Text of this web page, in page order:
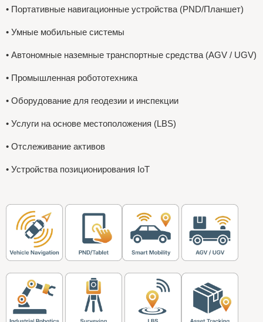
• Портативные навигационные устройства (PND/Планшет)
• Умные мобильные системы
• Автономные наземные транспортные средства (AGV / UGV)
• Промышленная робототехника
• Оборудование для геодезии и инспекции
• Услуги на основе местоположения (LBS)
• Отслеживание активов
• Устройства позиционирования IoT